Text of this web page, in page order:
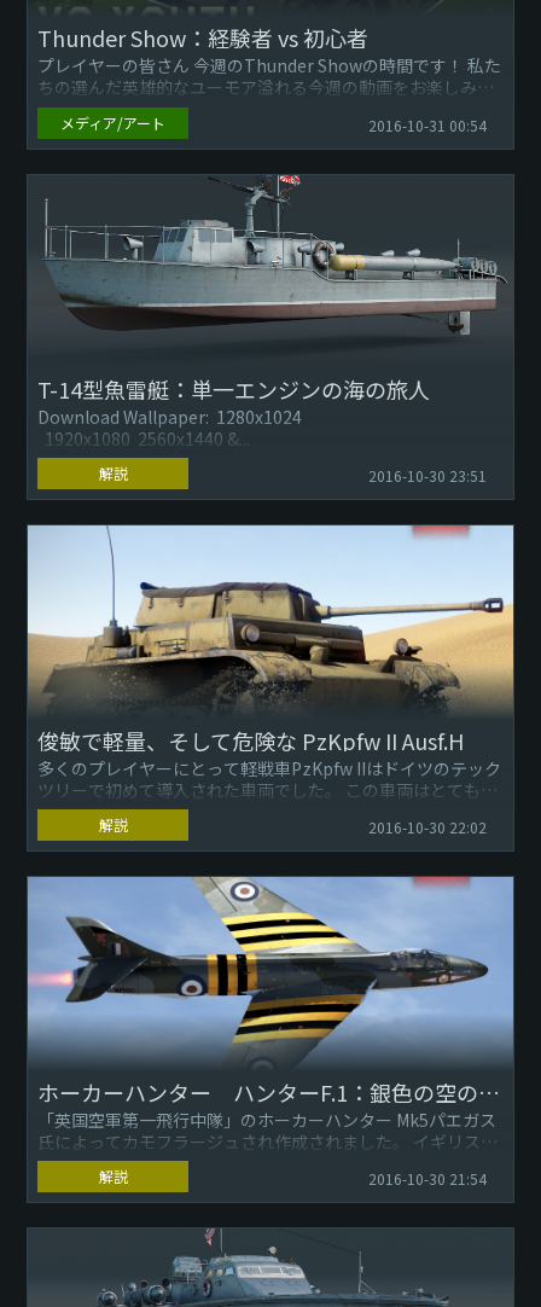
Thunder Show：経験者 vs 初心者
プレイヤーの皆さん 今週のThunder Showの時間です！ 私た
ちの選んだ英雄的なユーモア溢れる今週の動画をお楽しみく
ださい。 そして動画を送りたい場合には下記の方法の...
メディア/アート 2016-10-31 00:54
T-14型魚雷艇：単一エンジンの海の旅人
Download Wallpaper: 1280x1024
1920x1080 2560x1440 &...
解説 2016-10-30 23:51
俊敏で軽量、そして危険な PzKpfw II Ausf.H
多くのプレイヤーにとって軽戦車PzKpfw IIはドイツのテック
ツリーで初めて導入された車両でした。 この車両はとても機
動性に優れ、最強の甲装が正面に施され、機関砲による素晴
解説 2016-10-30 22:02
ホーカーハンター ハンターF.1：銀色の空の捜索者
「英国空軍第一飛行中隊」のホーカーハンター Mk5パエガス
氏によってカモフラージュされ作成されました。 イギリス軍
のホーカーハンターはハリケーン、タイフーン、テンペス
ト、そしてシ...
解説 2016-10-30 21:54